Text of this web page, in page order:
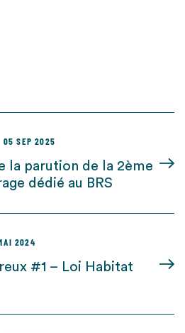
05 SEP 2025
la parution de la 2ème
dédié au BRS
2024
#1 – Loi Habitat